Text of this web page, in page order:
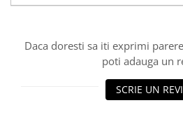
Daca doresti sa iti exprimi
poti adauga un
SCRIE UN